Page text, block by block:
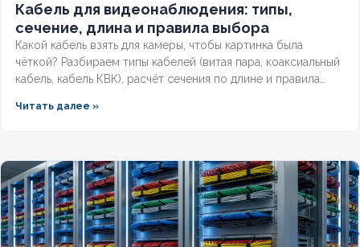
Кабель для видеонаблюдения: типы,
сечение, длина и правила выбора
Какой кабель взять для камеры, чтобы картинка была
чёткой? Разбираем типы кабелей (витая пара, коаксиальный
кабель, кабель КВК), расчёт сечения по длине и правила
потери сигнала.
Читать далее »